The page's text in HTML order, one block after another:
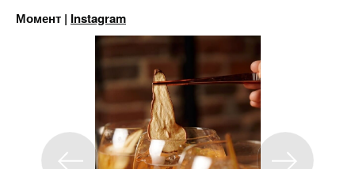
Момент | Instagram